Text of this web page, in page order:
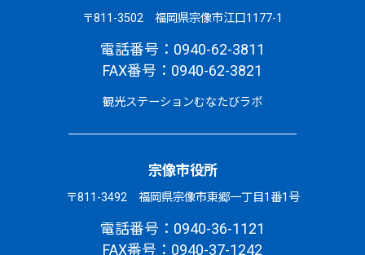
〒811-3502 福岡県宗像市江口1177-1
電話番号：0940-62-3811
FAX番号：0940-62-3821
観光ステーションむなたびラボ
宗像市役所
〒811-3492 福岡県宗像市東郷一丁目1番1号
電話番号：0940-36-1121
FAX番号：0940-37-1242